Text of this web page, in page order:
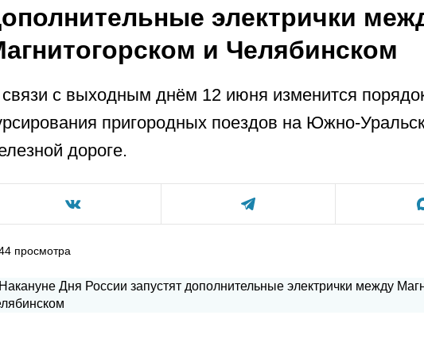
электрички
и Челябинском
с выходным днём 12 июня изменится
пригородных поездов на Южно-
дороге.
просмотра